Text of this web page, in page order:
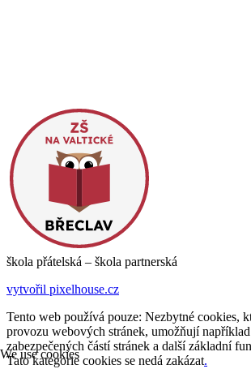
škola přátelská – škola partnerská
vytvořil pixelhouse.cz
Tento web používá pouze: Nezbytné cookies,
provozu webových stránek, umožňují
zabezpečených částí stránek a další základní
Tato kategorie cookies se nedá zakázat.
We use cookies